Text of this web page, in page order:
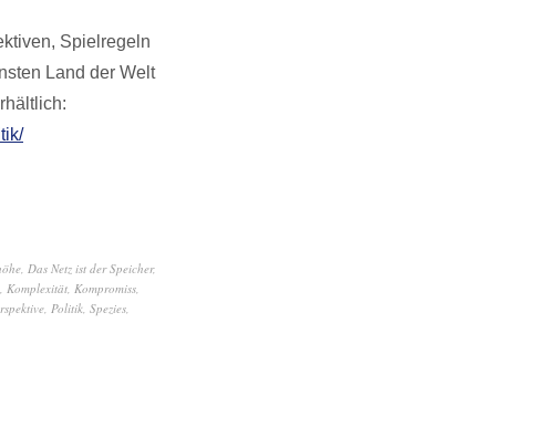
Spielregeln
Land der Welt
, Das Netz ist der Speicher,
, Komplexität, Kompromiss,
, Politik, Spezies,